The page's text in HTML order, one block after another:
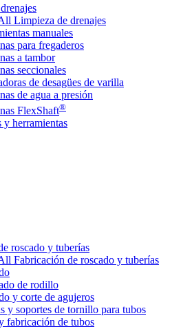
Limpieza de drenajes
manuales
para fregaderos
a tambor
seccionales
de desagües de varilla
de agua a presión
FlexShaft®
y herramientas
roscado y tuberías
Fabricación de roscado y tuberías
de rodillo
y corte de agujeros
y soportes de tornillo para tubos
fabricación de tubos